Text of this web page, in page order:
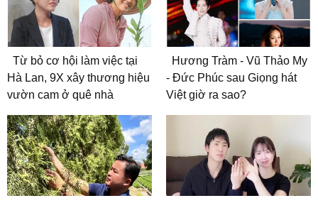
Từ bỏ cơ hội làm việc tại
Hà Lan, 9X xây thương hiệu
vườn cam ở quê nhà
Hương Tràm - Vũ Thảo My
- Đức Phúc sau Giọng hát
Việt giờ ra sao?